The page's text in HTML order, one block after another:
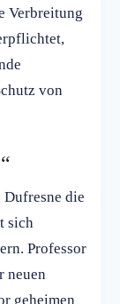
Verbreitung
von
die
sich
Professor
neuen
geheimen